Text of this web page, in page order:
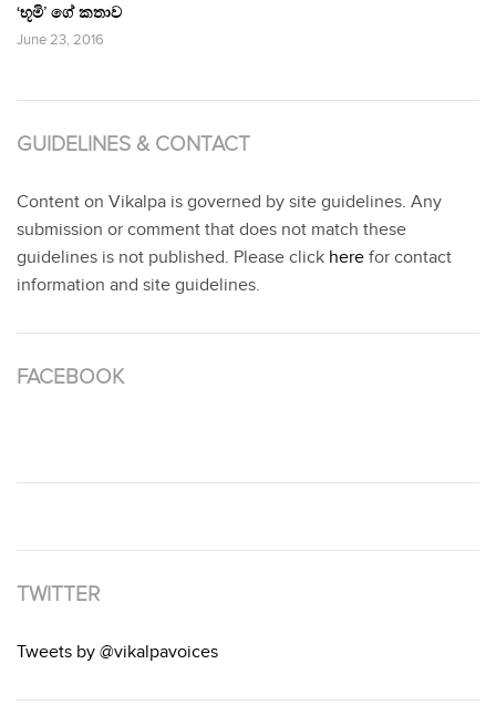
‘භූමි’ ගේ කතාව
June 23, 2016
GUIDELINES & CONTACT
Content on Vikalpa is governed by site guidelines. Any
submission or comment that does not match these
guidelines is not published. Please click here for contact
information and site guidelines.
FACEBOOK
TWITTER
Tweets by @vikalpavoices